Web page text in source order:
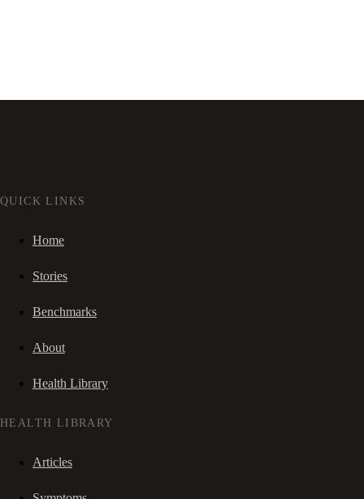
QUICK LINKS
Home
Stories
Benchmarks
About
Health Library
HEALTH LIBRARY
Articles